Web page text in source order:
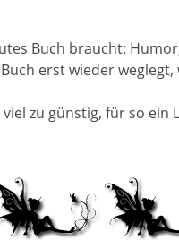
Buch braucht:
erst wieder weglegt,
zu günstig, für so ein